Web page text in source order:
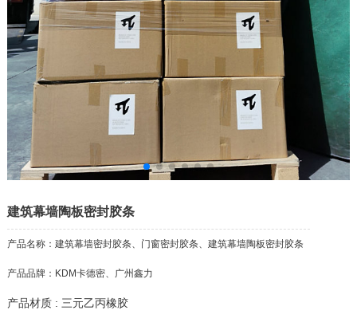
建筑幕墙陶板密封胶条
产品名称：建筑幕墙密封胶条、门窗密封胶条、建筑幕墙陶板密封胶条
产品品牌：KDM卡德密、广州鑫力
产品材质 : 三元乙丙橡胶